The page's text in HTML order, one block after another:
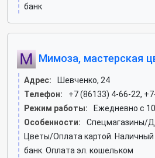
банк
Мимоза, мастерская
Адрес:
Шевченко, 24
Телефон:
+7 (86133) 4-66-22,
Режим работы:
Ежедневно с
Особенности:
Спецмагазины/
Цветы/Оплата картой. Наличный
банк. Оплата эл. кошельком